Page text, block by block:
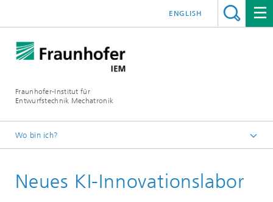
Fraunhofer-Institut für
Entwurfstechnik Mechatronik
ENGLISH
Wo bin ich?
Newsroom
Neues KI-Innovationslabor